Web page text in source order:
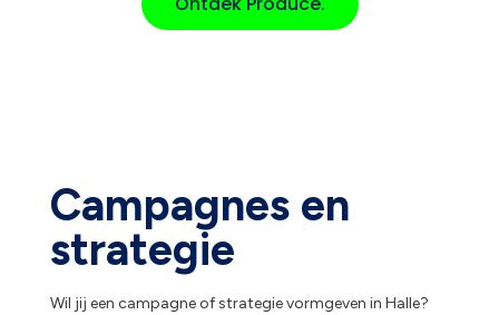
Campagnes en
strategie
Wil jij een campagne of strategie vormgeven in Halle?